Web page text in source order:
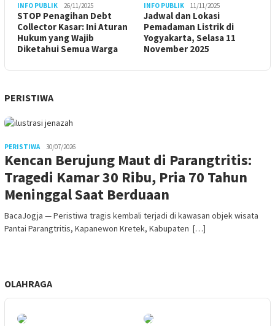
INFO PUBLIK 26/11/2025
STOP Penagihan Debt
Collector Kasar: Ini Aturan
Hukum yang Wajib
Diketahui Semua Warga
INFO PUBLIK 11/11/2025
Jadwal dan Lokasi
Pemadaman Listrik di
Yogyakarta, Selasa 11
November 2025
PERISTIWA
PERISTIWA 30/07/2026
Kencan Berujung Maut di Parangtritis:
Tragedi Kamar 30 Ribu, Pria 70 Tahun
Meninggal Saat Berduaan
BacaJogja — Peristiwa tragis kembali terjadi di kawasan objek wisata
Pantai Parangtritis, Kapanewon Kretek, Kabupaten […]
OLAHRAGA